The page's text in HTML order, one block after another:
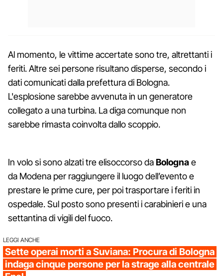
Al momento, le vittime accertate sono tre, altrettanti i
feriti. Altre sei persone risultano disperse, secondo i
dati comunicati dalla prefettura di Bologna.
L'esplosione sarebbe avvenuta in un generatore
collegato a una turbina. La diga comunque non
sarebbe rimasta coinvolta dallo scoppio.
In volo si sono alzati tre elisoccorso daBolognae
da Modena per raggiungere il luogo dell’evento e
prestare le prime cure, per poi trasportare i feriti in
ospedale. Sul posto sono presenti i carabinieri e una
settantina di vigili del fuoco.
LEGGI ANCHE
Sette operai morti a Suviana: Procura di Bologna
indaga cinque persone per la strage alla centrale